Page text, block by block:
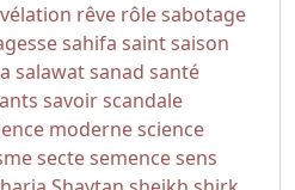
rêve rôlesabotage
sahifa saintsaison
salawatsanad santé
savoirscandale
modernescience
sectesemencesens